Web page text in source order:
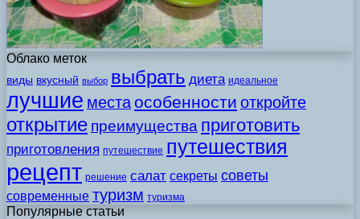
Облако меток
виды вкусный выбор выбрать диета идеальное
лучшие места особенности откройте
открытие преимущества приготовить
приготовления путешествие путешествия
рецепт решение салат секреты советы
современные туризм туризма
Популярные статьи